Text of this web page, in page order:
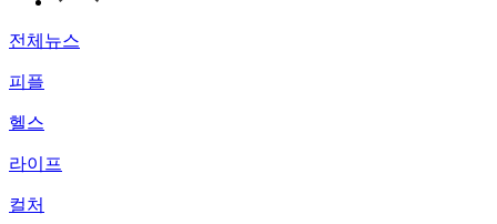
전체뉴스
피플
헬스
라이프
컬처